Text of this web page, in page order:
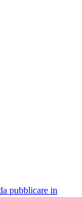
pubblicare in